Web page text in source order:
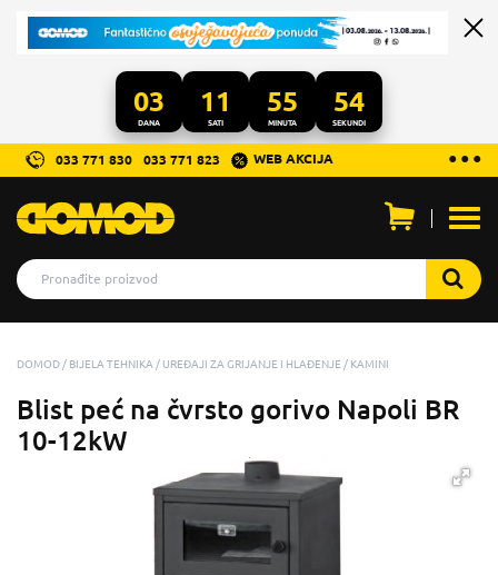
03
DANA
11
SATI
55
MINUTA
54
SEKUNDI
...
● ● ●
033 771 830 033 771 823 WEB AKCIJA
DOMOD BIJELA TEHNIKA UREĐAJI ZA GRIJANJE I HLAĐENJE KAMINI
Blist peć na čvrsto gorivo Napoli BR
10-12kW